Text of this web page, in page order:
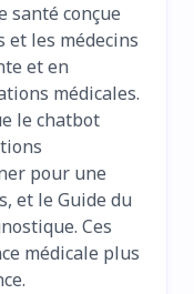
santé conçue
les médecins
et en
médicales.
le chatbot
pour une
et le Guide du
Ces
médicale plus